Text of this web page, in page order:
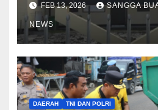
FEB 13, 2026 SANGGA
NEWS
DAERAH TNI DAN POLRI